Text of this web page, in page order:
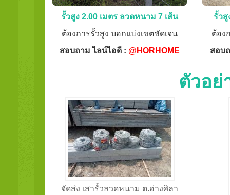
รั้วสูง 2.00 เมตร ลวดหนาม 7 เส้น
ต้องการรั้วสูง บอกแบ่งเขตชัดเจน
สอบถาม ไลน์ไอดี : @HORHOME
รั้วสู
ต้อง
สอบ
ตัวอย่
จัดส่ง เสารั้วลวดหนาม ต.อ่างศิลา